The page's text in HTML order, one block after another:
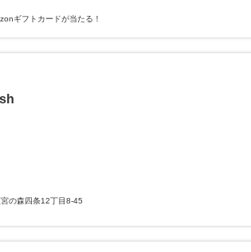
ギフトカードが当たる！
の森四条12丁目8-45